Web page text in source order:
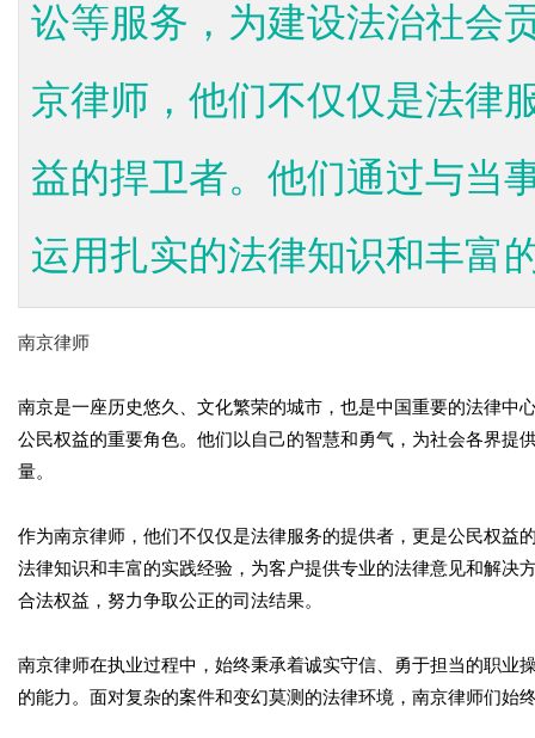
讼等服务，为建设法治社会
京律师，他们不仅仅是法律
益的捍卫者。他们通过与当
运用扎实的法律知识和丰富
南京律师
南京是一座历史悠久、文化繁荣的城市，也是中国重要的法律中
公民权益的重要角色。他们以自己的智慧和勇气，为社会各界提
量。
作为南京律师，他们不仅仅是法律服务的提供者，更是公民权益
法律知识和丰富的实践经验，为客户提供专业的法律意见和解决
合法权益，努力争取公正的司法结果。
南京律师在执业过程中，始终秉承着诚实守信、勇于担当的职业
的能力。面对复杂的案件和变幻莫测的法律环境，南京律师们